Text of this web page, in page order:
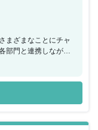
まざまなことにチャ
部門と連携しなが
。未経験の方でも、